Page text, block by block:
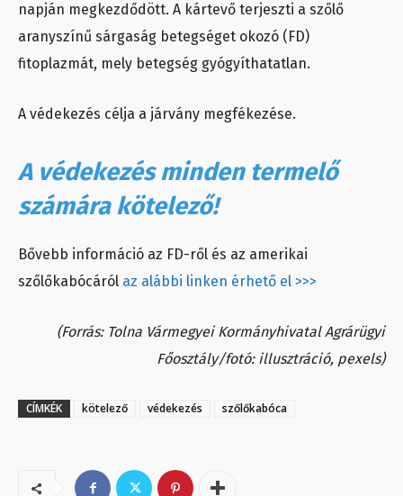
napján megkezdődött. A kártevő terjeszti a szőlő
aranyszínű sárgaság betegséget okozó (FD)
fitoplazmát, mely betegség gyógyíthatatlan.
A védekezés célja a járvány megfékezése.
A védekezés minden termelő
számára kötelező!
Bővebb információ az FD-ről és az amerikai
szőlőkabócáról az alábbi linken érhető el >>>
(Forrás: Tolna Vármegyei Kormányhivatal Agrárügyi
Főosztály/fotó: illusztráció, pexels)
CÍMKÉK kötelező védekezés szőlőkabóca